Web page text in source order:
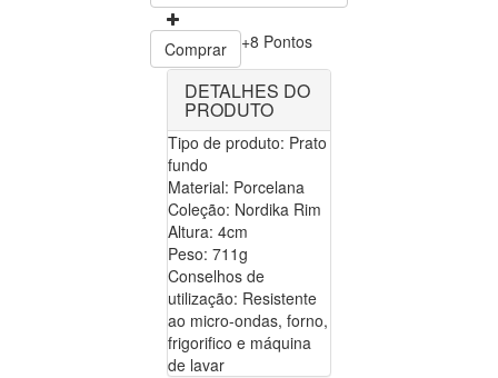
Comprar +8 Pontos
DETALHES DO
PRODUTO
Tipo de produto: Prato
fundo
Material: Porcelana
Coleção: Nordika Rim
Altura: 4cm
Peso: 711g
Conselhos de
utilização: Resistente
ao micro-ondas, forno,
frigorifico e máquina
de lavar